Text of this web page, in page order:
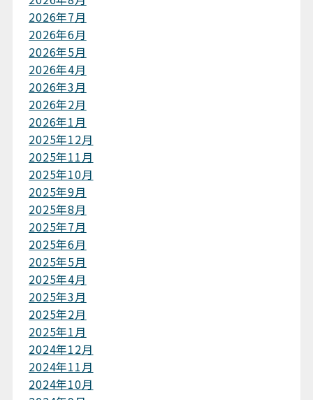
2026年7月
2026年6月
2026年5月
2026年4月
2026年3月
2026年2月
2026年1月
2025年12月
2025年11月
2025年10月
2025年9月
2025年8月
2025年7月
2025年6月
2025年5月
2025年4月
2025年3月
2025年2月
2025年1月
2024年12月
2024年11月
2024年10月